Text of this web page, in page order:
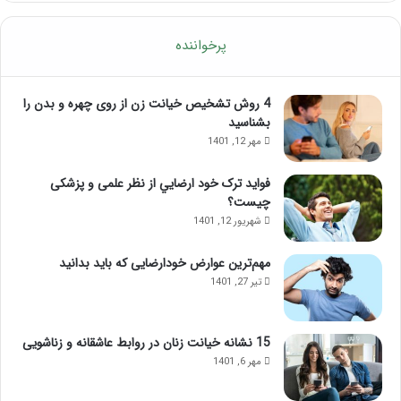
پرخواننده
4 روش تشخیص خیانت زن از روی چهره و بدن را
بشناسید
مهر 12, 1401
فواید ترک خود ارضايي از نظر علمی و پزشکی
چیست؟
شهریور 12, 1401
مهم‌ترین عوارض خودارضایی که باید بدانید
تیر 27, 1401
15 نشانه خیانت زنان در روابط عاشقانه و زناشویی
مهر 6, 1401